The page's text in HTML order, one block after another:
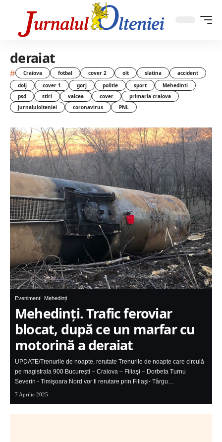
deraiat
# Craiova fotbal cover 2 olt slatina
accident
dolj
cover 1 gorj politie sport
Mehedinti
psd
stiri valcea cover
primaria craiova
jurnalulolteniei
coronavirus PNL
Eveniment Mehedinți
Mehedinţi. Trafic feroviar
blocat, după ce un marfar cu
motorină a deraiat
UPDATE/Trenurile de noapte, rerutate Trenurile de noapte care circulă
pe magistrala 900 Bucureşti – Craiova – Filiaşi – Dorbeta Turnu
Severin - Timişoara Nord vor fi rerutare prin Filiaşi- Târgu…
7 Aprilie 2025